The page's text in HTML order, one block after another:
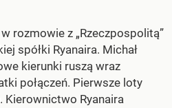
rozmowie z „Rzeczpospolitą”
spółki Ryanaira. Michał
kierunki ruszą wraz
połączeń. Pierwsze loty
Kierownictwo Ryanaira